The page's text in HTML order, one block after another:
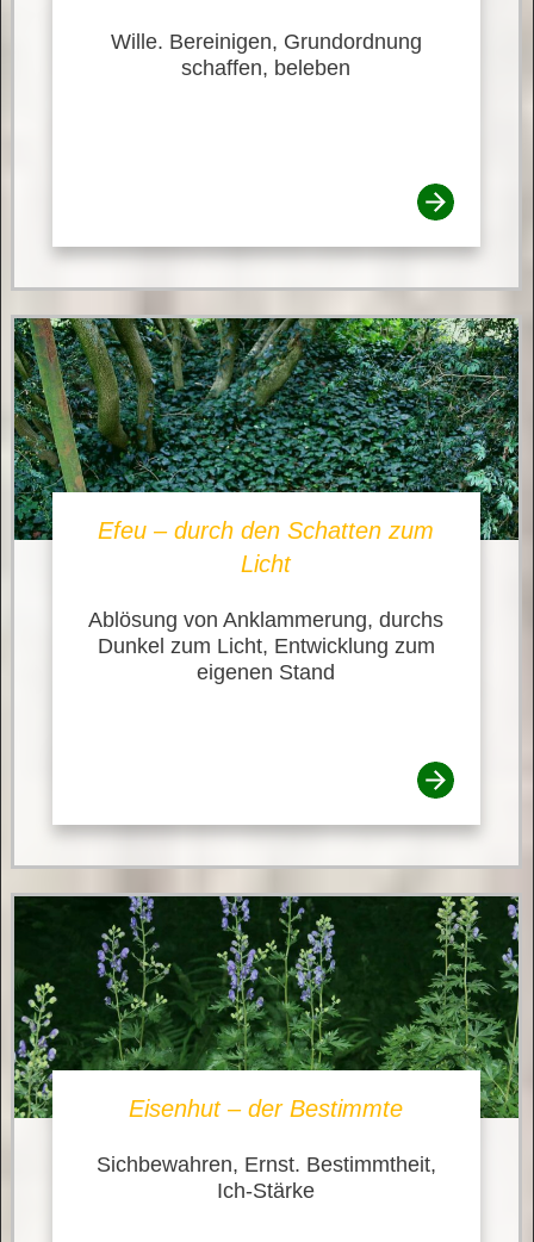
Wille. Bereinigen, Grundordnung
schaffen, beleben
Efeu – durch den Schatten zum
Licht
Ablösung von Anklammerung, durchs
Dunkel zum Licht, Entwicklung zum
eigenen Stand
Eisenhut – der Bestimmte
Sichbewahren, Ernst. Bestimmtheit,
Ich-Stärke